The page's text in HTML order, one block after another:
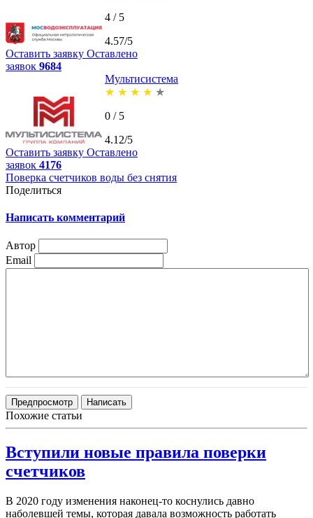
4 / 5
4.57/5
Оставить заявку Оставлено
заявок 9684
Мультисистема
★ ★ ★ ★ ★
0 / 5
4.12/5
Оставить заявку Оставлено
заявок 4176
Поверка счетчиков воды без снятия
Поделиться
Написать комментарий
Автор
Email
Похожие статьи
Вступили новые правила поверки
счетчиков
В 2020 году изменения наконец-то коснулись давно
наболевшей темы, которая давала возможность работать